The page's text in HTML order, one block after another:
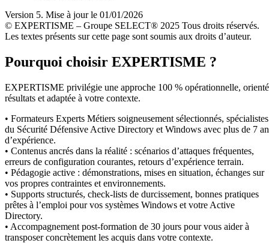
Version 5. Mise à jour le 01/01/2026
© EXPERTISME – Groupe SELECT® 2025 Tous droits réservés.
Les textes présents sur cette page sont soumis aux droits d’auteur.
Pourquoi choisir EXPERTISME ?
EXPERTISME privilégie une approche 100 % opérationnelle,
résultats et adaptée à votre contexte.
• Formateurs Experts Métiers soigneusement sélectionnés, spécialistes
du Sécurité Défensive Active Directory et Windows avec plus de 7
d’expérience.
• Contenus ancrés dans la réalité : scénarios d’attaques fréquentes,
erreurs de configuration courantes, retours d’expérience terrain.
• Pédagogie active : démonstrations, mises en situation, échanges sur
vos propres contraintes et environnements.
• Supports structurés, check-lists de durcissement, bonnes pratiques
prêtes à l’emploi pour vos systèmes Windows et votre Active
Directory.
• Accompagnement post-formation de 30 jours pour vous aider à
transposer concrètement les acquis dans votre contexte.